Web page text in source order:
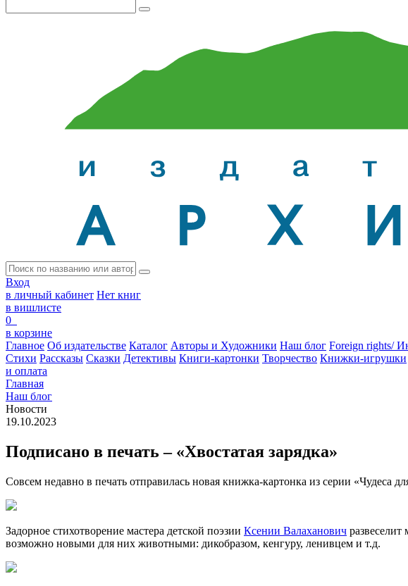
Вход
в личный кабинет Нет книг
в вишлисте
0
в корзине
Главное Об издательстве Каталог Авторы и Художники Наш блог Foreign rights/
Стихи Рассказы Сказки Детективы Книги-картонки Творчество Книжки-игрушки
и оплата
Главная
Наш блог
Новости
19.10.2023
Подписано в печать – «Хвостатая зарядка»
Совсем недавно в печать отправилась новая книжка-картонка из серии «Чудеса
Задорное стихотворение мастера детской поэзии Ксении Валаханович
возможно новыми для них животными: дикобразом, кенгуру, ленивцем и т.д.